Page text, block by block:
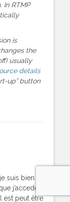
In RTMP
is
the
usually
details
up” button
suis bien
j’accede a
est peut être